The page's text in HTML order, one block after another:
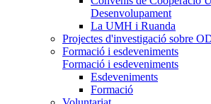
Desenvolupament
La UMH i Ruanda
Projectes d'investigació sobre
Formació i esdeveniments
Formació i esdeveniments
Esdeveniments
Formació